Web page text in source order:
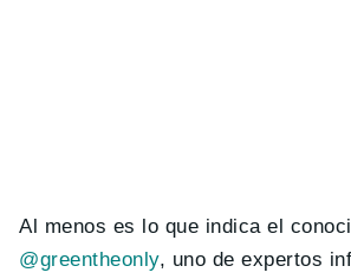
Al menos es lo que indica el
@greentheonly, uno de expertos